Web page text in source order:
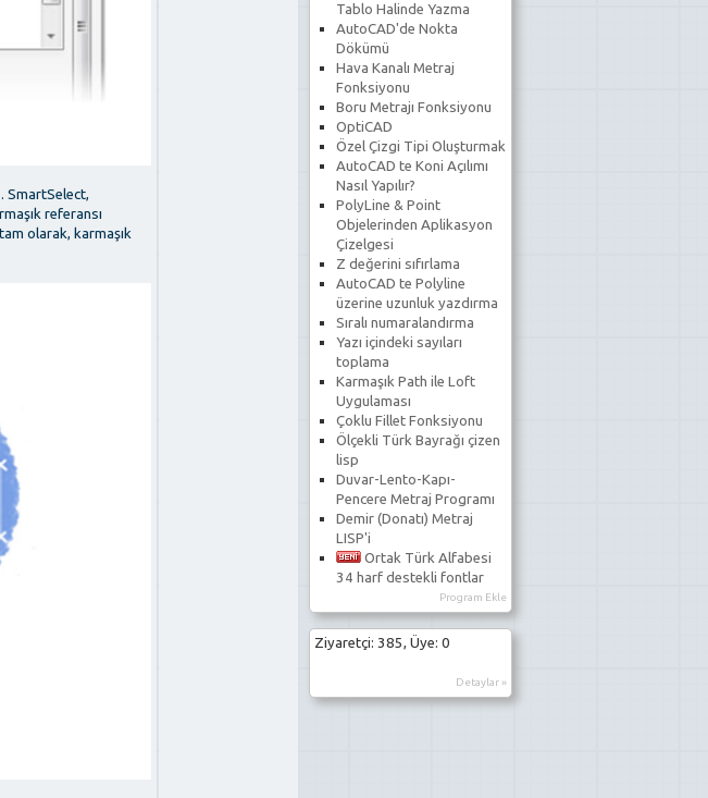
Tablo Halinde Yazma
AutoCAD'de Nokta
Dökümü
Hava Kanalı Metraj
Fonksiyonu
Boru Metrajı Fonksiyonu
OptiCAD
Özel Çizgi Tipi Oluşturmak
AutoCAD te Koni Açılımı
Nasıl Yapılır?
PolyLine & Point
Objelerinden Aplikasyon
Çizelgesi
Z değerini sıfırlama
AutoCAD te Polyline
üzerine uzunluk yazdırma
Sıralı numaralandırma
Yazı içindeki sayıları
toplama
Karmaşık Path ile Loft
Uygulaması
Çoklu Fillet Fonksiyonu
Ölçekli Türk Bayrağı çizen
lisp
Duvar-Lento-Kapı-
Pencere Metraj Programı
Demir (Donatı) Metraj
LISP'i
Ortak Türk Alfabesi
34 harf destekli fontlar
Program Ekle
Ziyaretçi: 385, Üye: 0
Detaylar »
SmartSelect,
referansı
olarak, karmaşık